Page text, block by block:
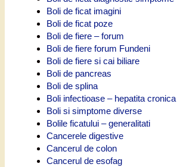
Boli de ficat imagini
Boli de ficat poze
Boli de fiere – forum
Boli de fiere forum Fundeni
Boli de fiere si cai biliare
Boli de pancreas
Boli de splina
Boli infectioase – hepatita cronica
Boli si simptome diverse
Bolile ficatului – generalitati
Cancerele digestive
Cancerul de colon
Cancerul de esofag